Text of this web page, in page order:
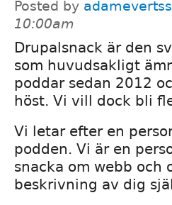
Posted by
10:00am
Drupalsnack är den
som huvudsakligt
poddar sedan 2012
höst. Vi vill dock bli
Vi letar efter en
podden. Vi är en
snacka om webb och
beskrivning av dig